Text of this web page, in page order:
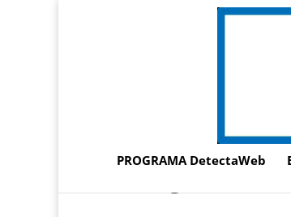
PROGRAMA DetectaWeb